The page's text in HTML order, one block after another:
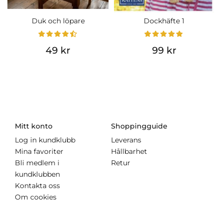
Duk och löpare
49 kr
Dockhäfte 1
99 kr
Mitt konto
Log in kundklubb
Mina favoriter
Bli medlem i
kundklubben
Kontakta oss
Om cookies
Shoppingguide
Leverans
Hållbarhet
Retur